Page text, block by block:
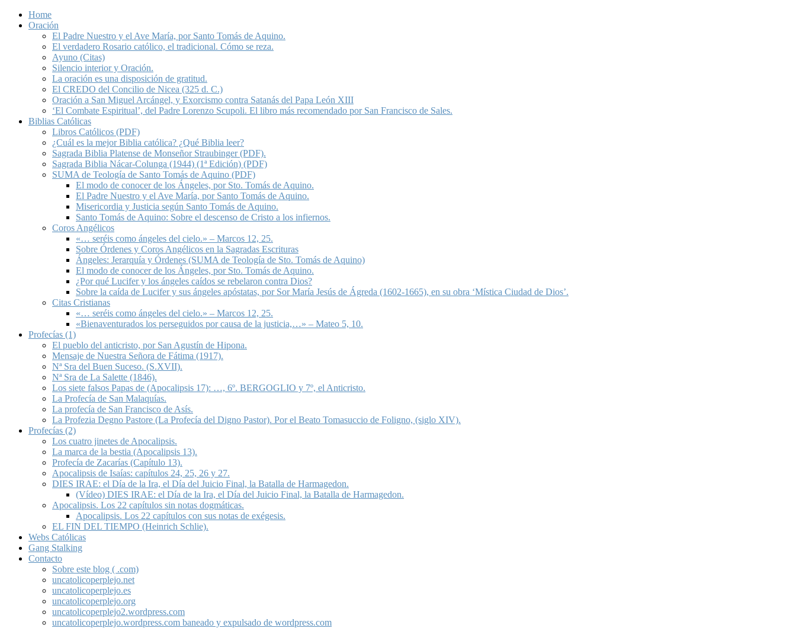
Home
Oración
El Padre Nuestro y el Ave María, por Santo Tomás de Aquino.
El verdadero Rosario católico, el tradicional. Cómo se reza.
Ayuno (Citas)
Silencio interior y Oración.
La oración es una disposición de gratitud.
El CREDO del Concilio de Nicea (325 d. C.)
Oración a San Miguel Arcángel, y Exorcismo contra Satanás del Papa León XIII
‘El Combate Espiritual’, del Padre Lorenzo Scupoli. El libro más recomendado por San Francisco de Sales.
Biblias Católicas
Libros Católicos (PDF)
¿Cuál es la mejor Biblia católica? ¿Qué Biblia leer?
Sagrada Biblia Platense de Monseñor Straubinger (PDF).
Sagrada Biblia Nácar-Colunga (1944) (1ª Edición) (PDF)
SUMA de Teología de Santo Tomás de Aquino (PDF)
El modo de conocer de los Ángeles, por Sto. Tomás de Aquino.
El Padre Nuestro y el Ave María, por Santo Tomás de Aquino.
Misericordia y Justicia según Santo Tomás de Aquino.
Santo Tomás de Aquino: Sobre el descenso de Cristo a los infiernos.
Coros Angélicos
«… seréis como ángeles del cielo.» – Marcos 12, 25.
Sobre Órdenes y Coros Angélicos en la Sagradas Escrituras
Ángeles: Jerarquía y Órdenes (SUMA de Teología de Sto. Tomás de Aquino)
El modo de conocer de los Ángeles, por Sto. Tomás de Aquino.
¿Por qué Lucifer y los ángeles caídos se rebelaron contra Dios?
Sobre la caída de Lucifer y sus ángeles apóstatas, por Sor María Jesús de Ágreda (1602-1665), en su obra ‘Mística Ciudad de Dios’.
Citas Cristianas
«… seréis como ángeles del cielo.» – Marcos 12, 25.
«Bienaventurados los perseguidos por causa de la justicia,…» – Mateo 5, 10.
Profecías (1)
El pueblo del anticristo, por San Agustín de Hipona.
Mensaje de Nuestra Señora de Fátima (1917).
Nª Sra del Buen Suceso. (S.XVII).
Nª Sra de La Salette (1846).
Los siete falsos Papas de (Apocalipsis 17): …, 6º. BERGOGLIO y 7º, el Anticristo.
La Profecía de San Malaquías.
La profecía de San Francisco de Asís.
La Profezia Degno Pastore (La Profecía del Digno Pastor). Por el Beato Tomasuccio de Foligno, (siglo XIV).
Profecías (2)
Los cuatro jinetes de Apocalipsis.
La marca de la bestia (Apocalipsis 13).
Profecía de Zacarías (Capítulo 13).
Apocalipsis de Isaías: capítulos 24, 25, 26 y 27.
DIES IRAE: el Día de la Ira, el Día del Juicio Final, la Batalla de Harmagedon.
(Vídeo) DIES IRAE: el Día de la Ira, el Día del Juicio Final, la Batalla de Harmagedon.
Apocalipsis. Los 22 capítulos sin notas dogmáticas.
Apocalipsis. Los 22 capítulos con sus notas de exégesis.
EL FIN DEL TIEMPO (Heinrich Schlie).
Webs Católicas
Gang Stalking
Contacto
Sobre este blog ( .com)
uncatolicoperplejo.net
uncatolicoperplejo.es
uncatolicoperplejo.org
uncatolicoperplejo2.wordpress.com
uncatolicoperplejo.wordpress.com baneado y expulsado de wordpress.com